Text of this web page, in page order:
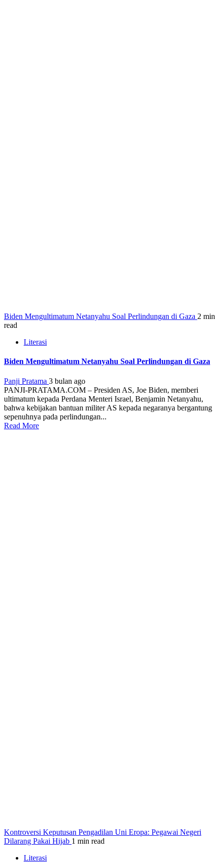
Biden Mengultimatum Netanyahu Soal Perlindungan di Gaza 2 min
read
Literasi
Biden Mengultimatum Netanyahu Soal Perlindungan di Gaza
Panji Pratama 3 bulan ago
PANJI-PRATAMA.COM – Presiden AS, Joe Biden, memberi
ultimatum kepada Perdana Menteri Israel, Benjamin Netanyahu,
bahwa kebijakan bantuan militer AS kepada negaranya bergantung
sepenuhnya pada perlindungan...
Read More
Kontroversi Keputusan Pengadilan Uni Eropa: Pegawai Negeri
Dilarang Pakai Hijab 1 min read
Literasi